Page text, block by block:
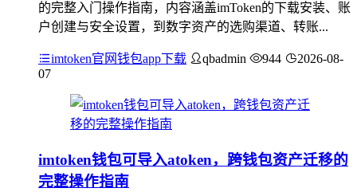
的完整入门操作指南，内容涵盖imToken的下载安装、账
户创建与安全设置，到数字资产的选购渠道、转账...
imtoken官网钱包app下载 qbadmin 944
2026-08-
07
imtoken钱包可导入atoken，跨钱包资产迁移的
完整操作指南